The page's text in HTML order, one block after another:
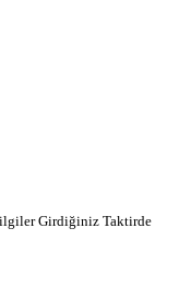
Girdiğiniz Taktirde